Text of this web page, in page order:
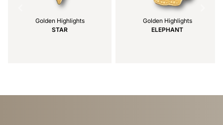
Golden Highlights
STAR
Golden Highlights
ELEPHANT